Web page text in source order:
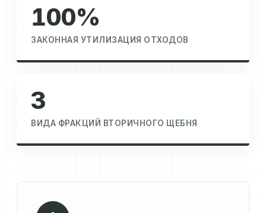
100%
ЗАКОННАЯ УТИЛИЗАЦИЯ ОТХОДОВ
3
ВИДА ФРАКЦИЙ ВТОРИЧНОГО ЩЕБНЯ